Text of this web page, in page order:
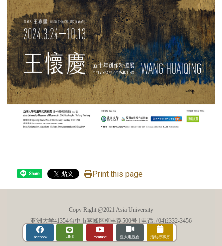
Facebook LINE Youtube 亚大电视台 活动行事历
Share Print this page
Copy Right @2021 Asia University
亚洲大学41354台中市雾峰区柳丰路500号 | 电话: (04)2332-3456
造访人次 : 1084739